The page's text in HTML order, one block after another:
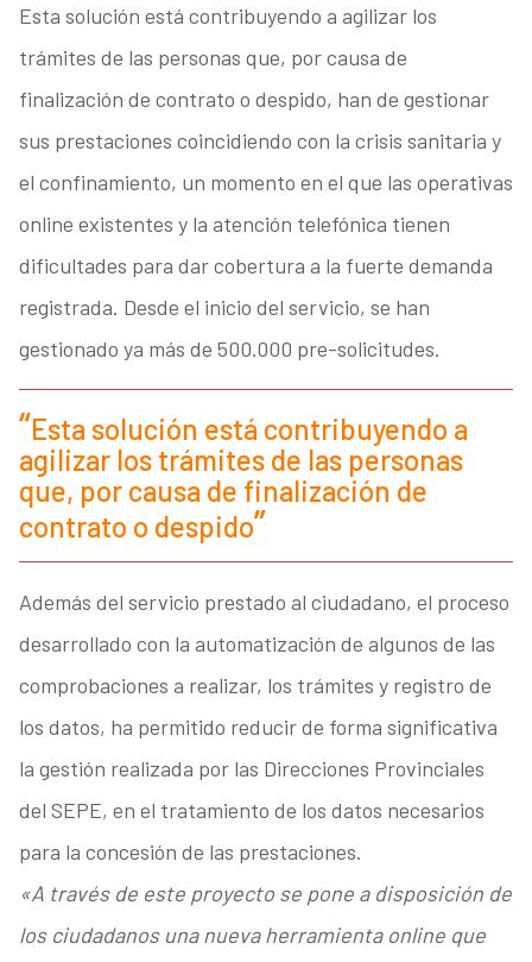
Esta solución está contribuyendo a agilizar los
trámites de las personas que, por causa de
finalización de contrato o despido, han de gestionar
sus prestaciones coincidiendo con la crisis sanitaria y
el confinamiento, un momento en el que las operativas
online existentes y la atención telefónica tienen
dificultades para dar cobertura a la fuerte demanda
registrada. Desde el inicio del servicio, se han
gestionado ya más de 500.000 pre-solicitudes.
Esta solución está contribuyendo a
agilizar los trámites de las personas
que, por causa de finalización de
contrato o despido
Además del servicio prestado al ciudadano, el proceso
desarrollado con la automatización de algunos de las
comprobaciones a realizar, los trámites y registro de
los datos, ha permitido reducir de forma significativa
la gestión realizada por las Direcciones Provinciales
del SEPE, en el tratamiento de los datos necesarios
para la concesión de las prestaciones.
«A través de este proyecto se pone a disposición de
los ciudadanos una nueva herramienta online que